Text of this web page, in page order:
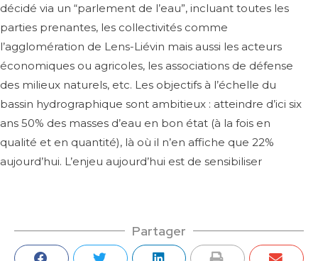
décidé via un “parlement de l’eau”, incluant toutes les
parties prenantes, les collectivités comme
l’agglomération de Lens-Liévin mais aussi les acteurs
économiques ou agricoles, les associations de défense
des milieux naturels, etc. Les objectifs à l’échelle du
bassin hydrographique sont ambitieux : atteindre d’ici six
ans 50% des masses d’eau en bon état (à la fois en
qualité et en quantité), là où il n’en affiche que 22%
aujourd’hui. L’enjeu aujourd’hui est de sensibiliser
Partager